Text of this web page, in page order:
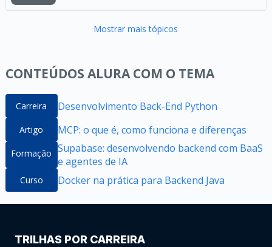
Mostrar mais tópicos
CONTEÚDOS ALURA COM O TEMA
Carreira Desenvolvimento Back-End Python
Artigo MCP: o que é, como funciona e diferenças
Formação Supabase: desenvolvendo backend com BaaS
e agentes de IA
Curso Docker na prática para Backend Java
TRILHAS POR CARREIRA